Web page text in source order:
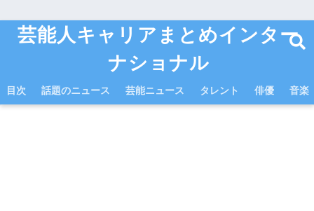
芸能人キャリアまとめインター
ナショナル
目次 話題のニュース 芸能ニュース タレント 俳優 音楽